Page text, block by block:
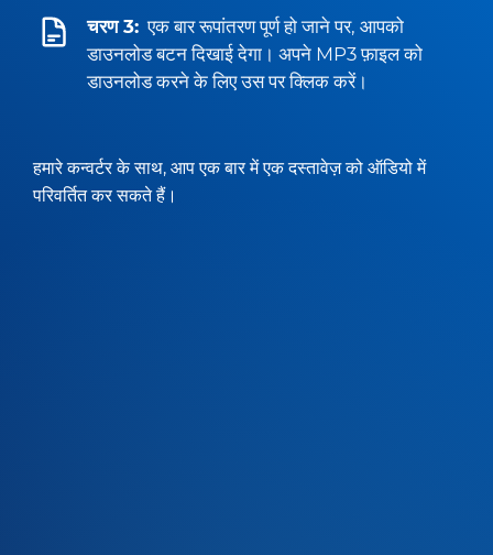
चरण 3: एक बार रूपांतरण पूर्ण हो जाने पर, आपको
डाउनलोड बटन दिखाई देगा। अपने MP3 फ़ाइल को
डाउनलोड करने के लिए उस पर क्लिक करें।
हमारे कन्वर्टर के साथ, आप एक बार में एक दस्तावेज़ को ऑडियो में
परिवर्तित कर सकते हैं।